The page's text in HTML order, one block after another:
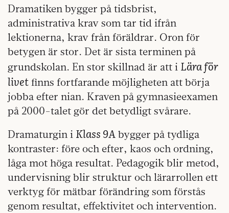
Dramatiken bygger på tidsbrist,
administrativa krav som tar tid ifrån
lektionerna, krav från föräldrar. Oron för
betygen är stor. Det är sista terminen på
grundskolan. En stor skillnad är att i Lära för
livet finns fortfarande möjligheten att börja
jobba efter nian. Kraven på gymnasieexamen
på 2000-talet gör det betydligt svårare.
Dramaturgin i Klass 9A bygger på tydliga
kontraster: före och efter, kaos och ordning,
låga mot höga resultat. Pedagogik blir metod,
undervisning blir struktur och lärarrollen ett
verktyg för mätbar förändring som förstås
genom resultat, effektivitet och intervention.